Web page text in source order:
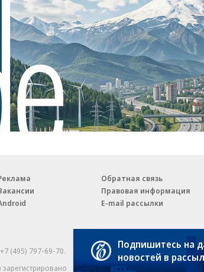
Обратная связь
Правовая информация
E-mail рассылки
(495) 797-69-70.
Партнерские проекты/
«Промо» и «Официальное
Подпишитесь на
новостей в